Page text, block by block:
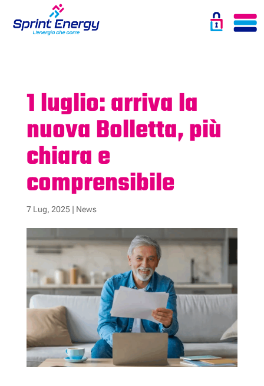
1 luglio: arriva la
nuova Bolletta, più
chiara e
comprensibile
7 Lug, 2025| News